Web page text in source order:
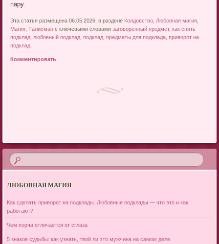
пару.
Эта статья размещена 06.05.2026, в разделе Колдовство Любовная магия
Магия ,Талисман с ключевыми словамизаговоренный предмет,как снять
подклад любовный подклад ,подклад ,предметы для подклада ,приворот на
подклад
Комментировать
ЛЮБОВНАЯ МАГИЯ
Как сделать приворот на подклады. Любовные подклады — что это и как
работают?
Чем порча отличается от сглаза
5 знаков судьбы: как узнать, твой ли это мужчина на самом деле